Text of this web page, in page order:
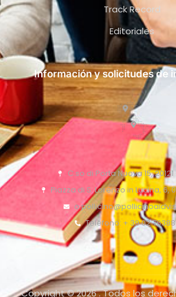
Track Record
Editoriales
Información y solicitudes de
C.so di Porta Nuova 15,
Piazza di S. Lorenzo in Lucina, 6,
Teléfono: + 39 02
Copyright © 2026 . Todos los